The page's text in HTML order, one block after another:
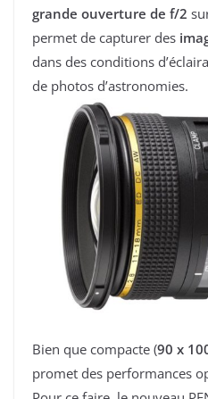
grande ouverture de f/2
permet de capturer des
dans des conditions
de photos d’astronomies.
Bien que compacte (90 x
promet des performances